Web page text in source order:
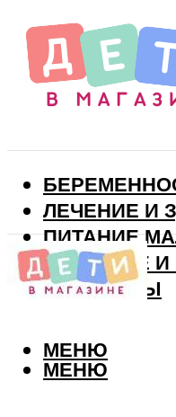
ЛЕЧЕНИЕ И
ПИТАНИЕ
РАЗВИТИЕ
ВИТАМИНЫ
МЕНЮ
МЕНЮ